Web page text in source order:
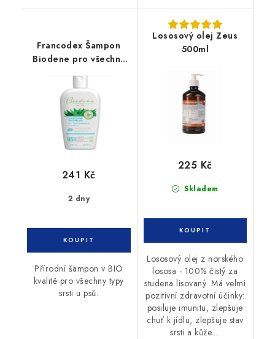
Francodex Šampon
Biodene pro všechny
psy 250ml
2 dny
241 Kč
Přírodní šampon v BIO
kvalitě pro všechny typy
srsti u psů.
Lososový olej Zeus
500ml
Skladem
225 Kč
Lososový olej z norského
lososa - 100% čistý za
studena lisovaný. Má velmi
pozitivní zdravotní účinky:
posiluje imunitu, zlepšuje
chuť k jídlu, zlepšuje stav
srsti a kůže....